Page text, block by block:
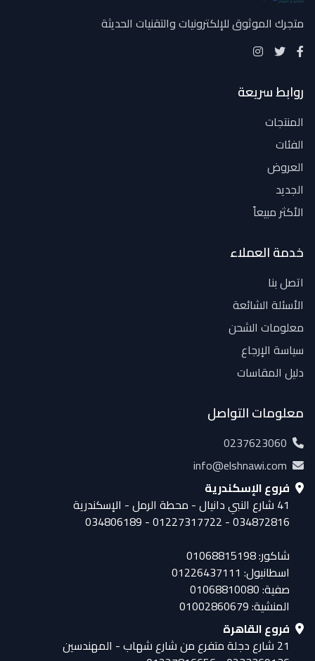
متجرك الموثوق للإلكترونيات والتقنيات الحديثة
روابط سريعة
المنتجات
الفئات
العروض
الجديد
الأكثر مبيعاً
خدمة العملاء
اتصل بنا
الأسئلة الشائعة
معلومات الشحن
سياسة الإرجاع
دليل المقاسات
معلومات التواصل
0237623060
info@elshnawi.com
فروع الإسكندرية
41 شارع النبي دانيال - محطة الرمل - الإسكندرية
034872816 - 01227317722 - 034806189
شاكور: 01068815198
اسطانبول: 01226437111
صفية: 01068810080
المنشية: 01002860679
فروع القاهرة
21 شارع دجلة متفرع من شارع شهاب - المهندسين